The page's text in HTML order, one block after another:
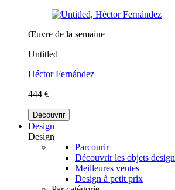
Œuvre de la semaine
Untitled
Héctor Fernández
444 €
Découvrir
Design
Design
Parcourir
Découvrir les objets design
Meilleures ventes
Design à petit prix